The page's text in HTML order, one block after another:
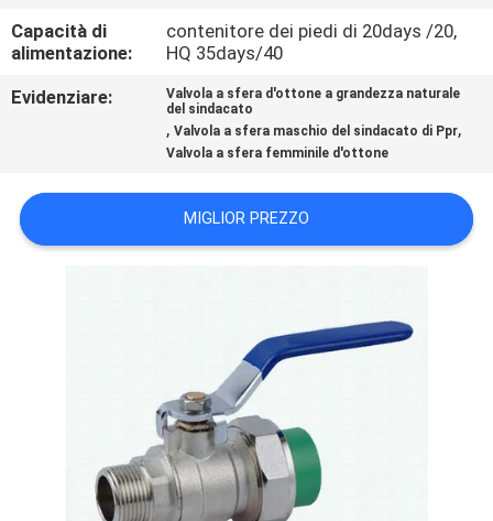
MAPPA
SITO
SULLA
PRIVACY
Capacità di
alimentazione:
contenitore dei piedi di 20days /20,
HQ 35days/40
Evidenziare:
Valvola a sfera d'ottone a grandezza naturale
del sindacato
,Valvola a sfera maschio del sindacato di Ppr,
Valvola a sfera femminile d'ottone
MIGLIOR PREZZO